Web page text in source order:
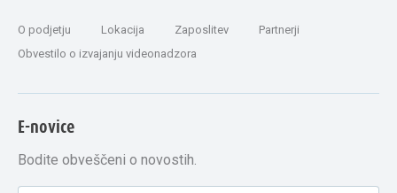
O podjetju Lokacija Zaposlitev
Partnerji
Obvestilo o izvajanju videonadzora
E-novice
Bodite obveščeni o novostih.